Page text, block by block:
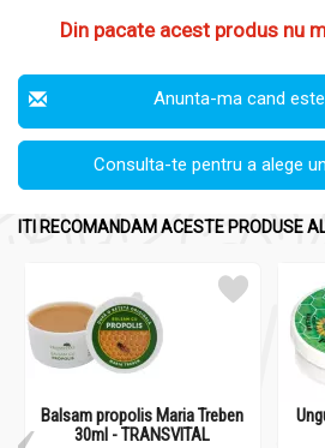
Din pacate acest produs nu
Anunta-ma cand
Consulta-te pentru a alege
ITI RECOMANDAM ACESTE PRODUSE
Balsam propolis Maria Treben
30ml - TRANSVITAL